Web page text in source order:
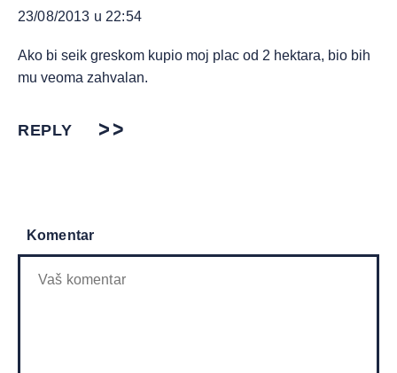
23/08/2013 u 22:54
Ako bi seik greskom kupio moj plac od 2 hektara, bio bih
mu veoma zahvalan.
REPLY
Komentar